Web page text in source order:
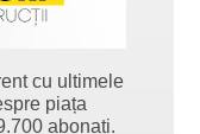
cu ultimele
piața
abonați.